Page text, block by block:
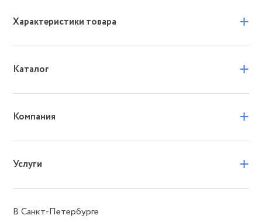
Характеристики товара +
Каталог +
Компания +
Услуги +
В Санкт-Петербурге